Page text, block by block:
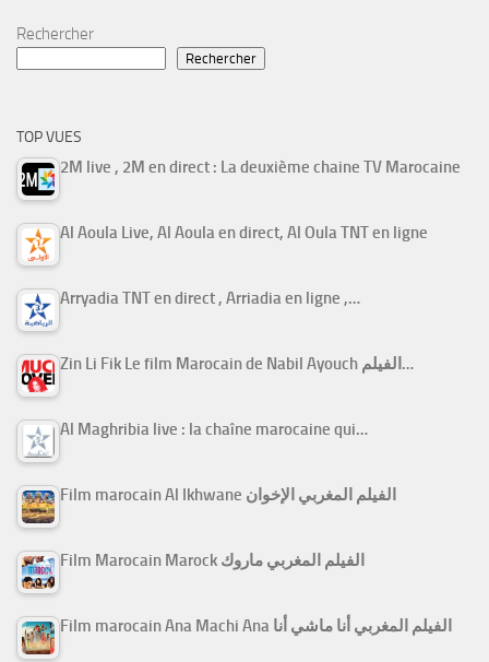
Rechercher
Rechercher
TOP VUES
2M live , 2M en direct : La deuxième chaine TV Marocaine
Al Aoula Live, Al Aoula en direct, Al Oula TNT en ligne
Arryadia TNT en direct , Arriadia en ligne ,…
Zin Li Fik Le film Marocain de Nabil Ayouch الفيلم…
Al Maghribia live : la chaîne marocaine qui…
Film marocain Al Ikhwane الفيلم المغربي الإخوان
Film Marocain Marock الفيلم المغربي ماروك
Film marocain Ana Machi Ana الفيلم المغربي أنا ماشي أنا